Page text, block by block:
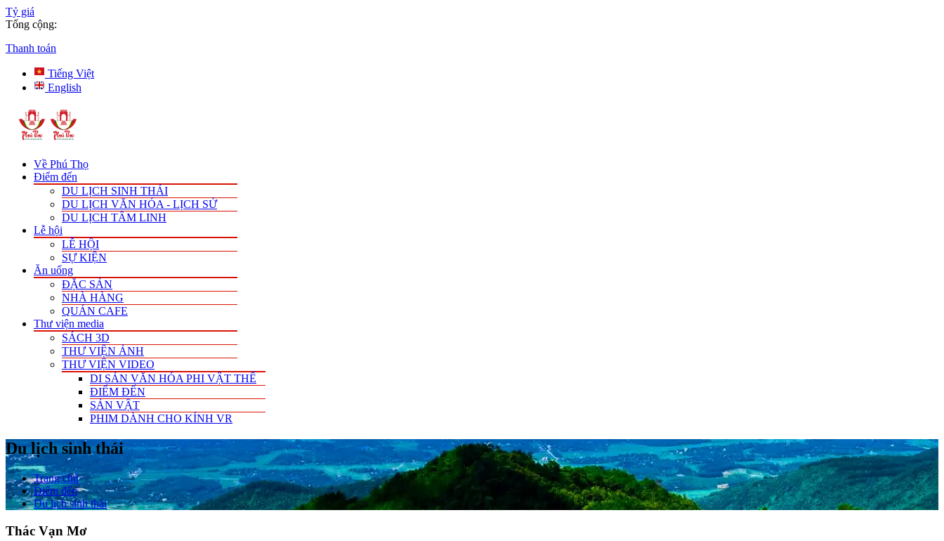
Tỷ giá
Tổng cộng:
Thanh toán
Tiếng Việt
English
Về Phú Thọ
Điểm đến
DU LỊCH SINH THÁI
DU LỊCH VĂN HÓA - LỊCH SỬ
DU LỊCH TÂM LINH
Lễ hội
LỄ HỘI
SỰ KIỆN
Ăn uống
ĐẶC SẢN
NHÀ HÀNG
QUÁN CAFE
Thư viện media
SÁCH 3D
THƯ VIỆN ẢNH
THƯ VIỆN VIDEO
DI SẢN VĂN HÓA PHI VẬT THỂ
ĐIỂM ĐẾN
SẢN VẬT
PHIM DÀNH CHO KÍNH VR
Du lịch sinh thái
Trang chủ
Điểm đến
Du lịch sinh thái
Thác Vạn Mơ